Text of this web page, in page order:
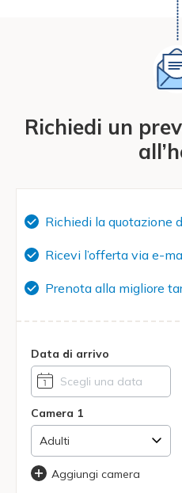
Richiedi un
Richiedi la quotazione
Ricevi l’offerta via e-
Prenota alla migliore
Data di arrivo
Camera 1
Aggiungi camera